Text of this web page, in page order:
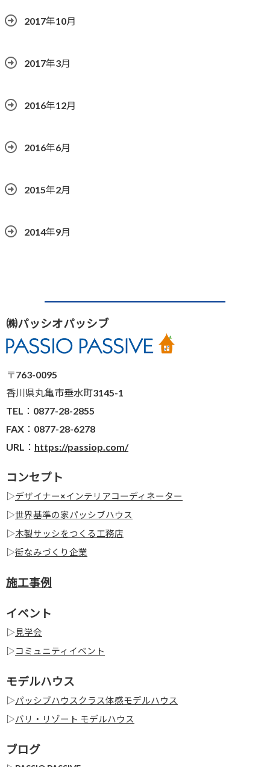
2017年10月
2017年3月
2016年12月
2016年6月
2015年2月
2014年9月
㈱パッシオパッシブ
〒763-0095
香川県丸亀市垂水町3145-1
TEL：0877-28-2855
FAX：0877-28-6278
URL： https://passiop.com/
コンセプト
▷デザイナー×インテリアコーディネーター
▷世界基準の家パッシブハウス
▷木製サッシをつくる工務店
▷街なみづくり企業
施工事例
イベント
▷ 見学会
▷コミュニティイベント
モデルハウス
▷パッシブハウスクラス体感モデルハウス
▷バリ・リゾート モデルハウス
ブログ